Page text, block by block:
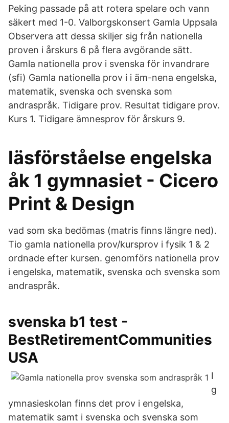
Peking passade på att rotera spelare och vann
säkert med 1-0. Valborgskonsert Gamla Uppsala
Observera att dessa skiljer sig från nationella
proven i årskurs 6 på flera avgörande sätt.
Gamla nationella prov i svenska för invandrare
(sfi) Gamla nationella prov i i äm-nena engelska,
matematik, svenska och svenska som
andraspråk. Tidigare prov. Resultat tidigare prov.
Kurs 1. Tidigare ämnesprov för årskurs 9.
läsförståelse engelska
åk 1 gymnasiet - Cicero
Print & Design
vad som ska bedömas (matris finns längre ned).
Tio gamla nationella prov/kursprov i fysik 1 & 2
ordnade efter kursen. genomförs nationella prov
i engelska, matematik, svenska och svenska som
andraspråk.
svenska b1 test -
BestRetirementCommunities
USA
I
g
ymnasieskolan finns det prov i engelska,
matematik samt i svenska och svenska som